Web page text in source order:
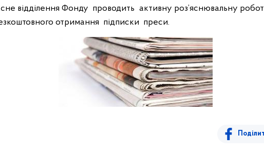
відділення Фонду проводить активну роз’яснювальну
отримання підписки преси.